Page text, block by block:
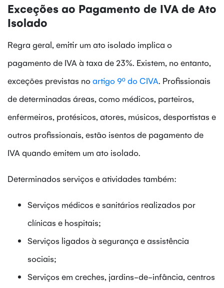
Exceções ao Pagamento de IVA de Ato
Isolado
Regra geral, emitir um ato isolado implica o
pagamento de IVA à taxa de 23%. Existem, no entanto,
exceções previstas noartigo 9º do CIVA. Profissionais
de determinadas áreas, como médicos, parteiros,
enfermeiros, protésicos, atores, músicos, desportistas e
outros profissionais, estão isentos de pagamento de
IVA quando emitem um ato isolado.
Determinados serviços e atividades também:
Serviços médicos e sanitários realizados por
clínicas e hospitais;
Serviços ligados à segurança e assistência
sociais;
Serviços em creches, jardins-de-infância, centros